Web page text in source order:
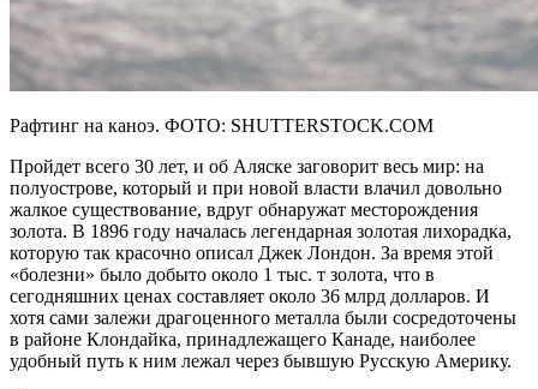
Рафтинг на каноэ. ФОТО: SHUTTERSTOCK.COM
Пройдет всего 30 лет, и об Аляске заговорит весь мир: на
полуострове, который и при новой власти влачил довольно
жалкое существование, вдруг обнаружат месторождения
золота. В 1896 году началась легендарная золотая лихорадка,
которую так красочно описал Джек Лондон. За время этой
«болезни» было добыто около 1 тыс. т золота, что в
сегодняшних ценах составляет около 36 млрд долларов. И
хотя сами залежи драгоценного металла были сосредоточены
в районе Клондайка, принадлежащего Канаде, наиболее
удобный путь к ним лежал через бывшую Русскую Америку.